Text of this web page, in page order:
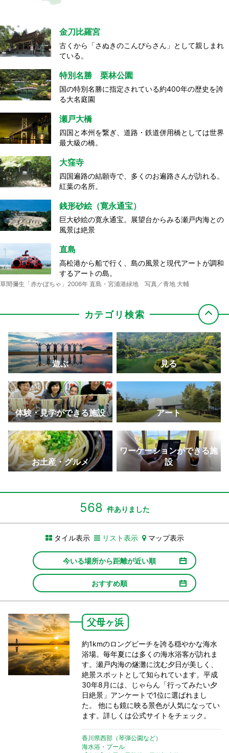
金刀比羅宮
古くから「さぬきのこんぴらさん」として親しまれ
ている。
特別名勝 栗林公園
国の特別名勝に指定されている約400年の歴史を誇
る大名庭園
瀬戸大橋
四国と本州を繋ぎ、道路・鉄道併用橋としては世界
最大級の橋。
大窪寺
四国遍路の結願寺で、多くのお遍路さんが訪れる。
紅葉の名所。
銭形砂絵（寛永通宝）
巨大砂絵の寛永通宝。展望台からみる瀬戸内海との
風景は絶景
直島
高松港から船で行く、島の風景と現代アートが調和
するアートの島。
草間彌生「赤かぼちゃ」2006年 直島・宮浦港緑地 写真／青地 大輔
屋島
景・夜景はおすすめ。
さぬきこどもの国
体験型の遊びを通して一日中家族で楽しめる大型児
童館。
玉藻公園（玉藻城）
鯛に餌をあげて自分の願いが叶う”鯛願成就”体験がで
高松中央商店街
アーケードが日本一長いことで知られる商店街。
ーで40分の島
「文化遺産としてのモダニズム建築20選」に選ばれ
た有名建築物
ドルフィンセンター
ができる
大串自然公園
海・山・風などの美しい自然が広がるレジャースポ
ット。
しろとり動物園
動物と距離が近い香川県唯一の動物園には、ホワイ
和三盆（讃州井筒屋敷）
まろやかで上品な甘みの和三盆糖で可愛らしい型抜
き体験ができる
世界的にも珍しい白と黒の縞模様ができた地質の名
津田の松原・琴林公園
丸亀城
の名城。
金丸座
現存する日本最古の芝居小屋で「四国こんぴら歌舞
伎大芝居」開催
瀬戸大橋記念公園
本州と四国を結ぶ瀬戸大橋を望むなら最高のロケー
四国水族館
四国のダイナミックな水景を再現した四国最大級の
水族館。
灌漑用ため池としては日本最大級で6月にはゆる抜き
が実施される
総本山 善通寺
重塔がシンボル
海員学校（粟島）
学校校舎跡。
父母ヶ浜
SNSで拡散！ウユニ塩湖のような写真が撮れる大人
気スポット。
高屋神社
標高404メートルにある天空の鳥居から市内と瀬戸
紫雲出山
ニューヨークタイムズにも取り上げられた桜の名所
は絶景
中世ヨーロッパの古城を思わせるアーチダム
讃岐うどんには欠かせない新鮮な伊吹いりこは出汁
にぴったり
エンジェルロード
叶う天使の道。
寒霞渓
四季折々の景色を楽しめる。ロープウェイからの眺
めは絶景
二十四の瞳映画村
映画のロケ地で、どこか懐かしいノスタルジックな
オリーブ公園
約2,000本のオリーブ畑に囲まれた見どころ満載の
道の駅公園。
日本遺産認定！「備讃諸島の石の島の物語」の構成
文化財が点在
おさるの国 銚子渓
日開催。
カテゴリ検索
遊ぶ 見る
体験・見学ができる施設 アート
お土産・グルメ
ワーケーションができる施
設
568 件ありました
タイル表示 リスト表示 マップ表示
今いる場所から距離が近い順
おすすめ順
父母ヶ浜
約1kmのロングビーチを誇る穏やかな海水
浴場。毎年夏には多くの海水浴客が訪れま
す。瀬戸内海の燧灘に沈む夕日が美しく、
絶景スポットとして知られています。平成
30年8月には、じゃらん「行ってみたい夕
日絶景」アンケートで1位に選ばれまし
た。 他にも鏡に映る景色が人気になってい
ます。詳しくは公式サイトをチェック。
香川県西部（琴弾公園など）
海水浴・プール